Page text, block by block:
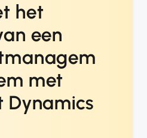
het
een
met
Dynamics